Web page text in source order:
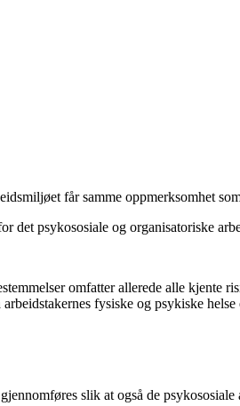
får samme oppmerksomhet
det psykososiale og organisatoriske
omfatter allerede alle kjente
fysiske og psykiske
slik at også de